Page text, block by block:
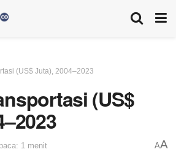
(US$ Juta), 2004–2023
(US$
1 menit AA